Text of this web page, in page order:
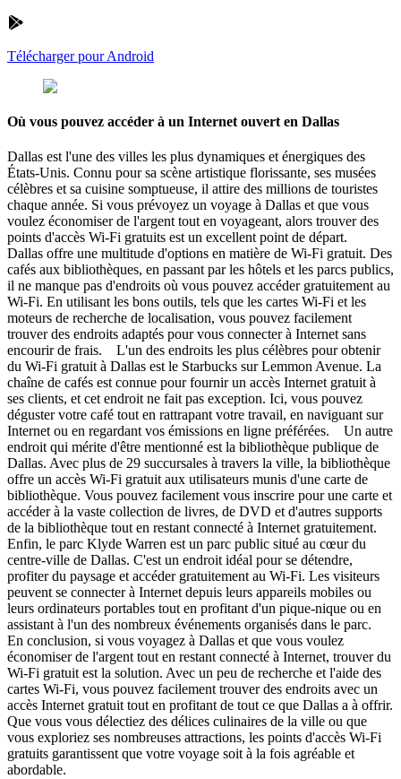
Télécharger pour Android
Où vous pouvez accéder à un Internet ouvert en Dallas
Dallas est l'une des villes les plus dynamiques et énergiques des
États-Unis. Connu pour sa scène artistique florissante, ses musées
célèbres et sa cuisine somptueuse, il attire des millions de touristes
chaque année. Si vous prévoyez un voyage à Dallas et que vous
voulez économiser de l'argent tout en voyageant, alors trouver des
points d'accès Wi-Fi gratuits est un excellent point de départ.
Dallas offre une multitude d'options en matière de Wi-Fi gratuit. Des
cafés aux bibliothèques, en passant par les hôtels et les parcs publics,
il ne manque pas d'endroits où vous pouvez accéder gratuitement au
Wi-Fi. En utilisant les bons outils, tels que les cartes Wi-Fi et les
moteurs de recherche de localisation, vous pouvez facilement
trouver des endroits adaptés pour vous connecter à Internet sans
encourir de frais. L'un des endroits les plus célèbres pour obtenir
du Wi-Fi gratuit à Dallas est le Starbucks sur Lemmon Avenue. La
chaîne de cafés est connue pour fournir un accès Internet gratuit à
ses clients, et cet endroit ne fait pas exception. Ici, vous pouvez
déguster votre café tout en rattrapant votre travail, en naviguant sur
Internet ou en regardant vos émissions en ligne préférées. Un autre
endroit qui mérite d'être mentionné est la bibliothèque publique de
Dallas. Avec plus de 29 succursales à travers la ville, la bibliothèque
offre un accès Wi-Fi gratuit aux utilisateurs munis d'une carte de
bibliothèque. Vous pouvez facilement vous inscrire pour une carte et
accéder à la vaste collection de livres, de DVD et d'autres supports
de la bibliothèque tout en restant connecté à Internet gratuitement.
Enfin, le parc Klyde Warren est un parc public situé au cœur du
centre-ville de Dallas. C'est un endroit idéal pour se détendre,
profiter du paysage et accéder gratuitement au Wi-Fi. Les visiteurs
peuvent se connecter à Internet depuis leurs appareils mobiles ou
leurs ordinateurs portables tout en profitant d'un pique-nique ou en
assistant à l'un des nombreux événements organisés dans le parc.
En conclusion, si vous voyagez à Dallas et que vous voulez
économiser de l'argent tout en restant connecté à Internet, trouver du
Wi-Fi gratuit est la solution. Avec un peu de recherche et l'aide des
cartes Wi-Fi, vous pouvez facilement trouver des endroits avec un
accès Internet gratuit tout en profitant de tout ce que Dallas a à offrir.
Que vous vous délectiez des délices culinaires de la ville ou que
vous exploriez ses nombreuses attractions, les points d'accès Wi-Fi
gratuits garantissent que votre voyage soit à la fois agréable et
abordable.